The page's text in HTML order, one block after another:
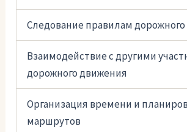
Следование правилам
Взаимодействие с другими
дорожного движения
Организация времени и
маршрутов